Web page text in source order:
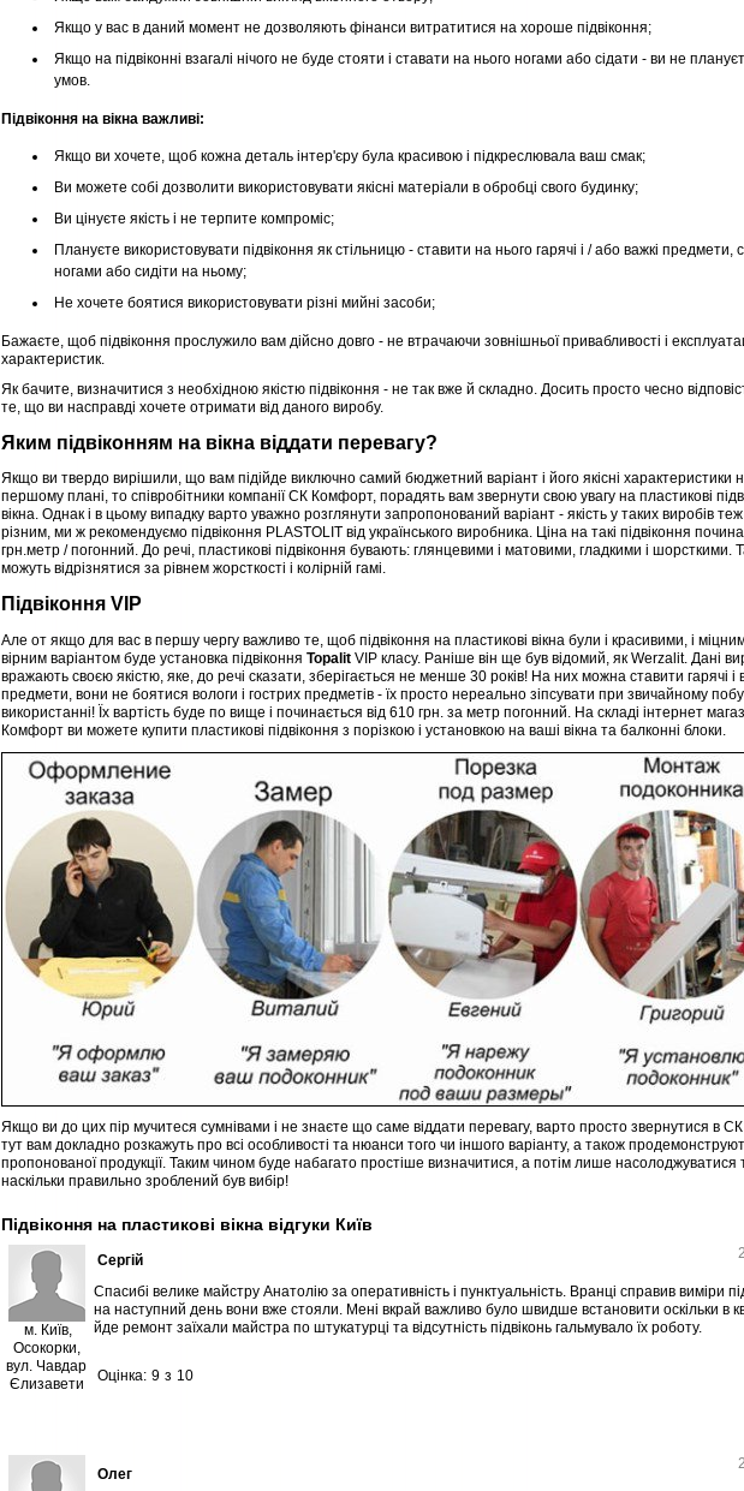
Якщо у вас в даний момент не дозволяють фінанси витратитися на хороше підвіконня;
Якщо на підвіконні взагалі нічого не буде стояти і ставати на нього ногами або сідати - ви не
умов.
Підвіконня на вікна важливі:
Якщо ви хочете, щоб кожна деталь інтер'єру була красивою і підкреслювала ваш смак;
Ви можете собі дозволити використовувати якісні матеріали в обробці свого будинку;
Ви цінуєте якість і не терпите компроміс;
Плануєте використовувати підвіконня як стільницю - ставити на нього гарячі і / або важкі предмети,
ногами або сидіти на ньому;
Не хочете боятися використовувати різні мийні засоби;
Бажаєте, щоб підвіконня прослужило вам дійсно довго - не втрачаючи зовнішньої привабливості і
характеристик.
Як бачите, визначитися з необхідною якістю підвіконня - не так вже й складно. Досить просто чесно
те, що ви насправді хочете отримати від даного виробу.
Яким підвіконням на вікна віддати перевагу?
Якщо ви твердо вирішили, що вам підійде виключно самий бюджетний варіант і його якісні характеристики
першому плані, то співробітники компанії СК Комфорт, порадять вам звернути свою увагу на пластикові
вікна. Однак і в цьому випадку варто уважно розглянути запропонований варіант - якість у таких виробів
різним, ми ж рекомендуємо підвіконня PLASTOLIT від українського виробника. Ціна на такі підвіконня
грн.метр / погонний. До речі, пластикові підвіконня бувають: глянцевими і матовими, гладкими і шорсткими.
можуть відрізнятися за рівнем жорсткості і колірній гамі.
Підвіконня VIP
Але от якщо для вас в першу чергу важливо те, щоб підвіконня на пластикові вікна були і красивими, і
вірним варіантом буде установка підвіконня TopalitVIP класу. Раніше він ще був відомий, як Werzalit. Дані
вражають своєю якістю, яке, до речі сказати, зберігається не менше 30 років! На них можна ставити гарячі і
предмети, вони не боятися вологи і гострих предметів - їх просто нереально зіпсувати при звичайному
використанні! Їх вартість буде по вище і починається від 610 грн. за метр погонний. На складі інтернет
Комфорт ви можете купити пластикові підвіконня з порізкою і установкою на ваші вікна та балконні блоки.
Якщо ви до цих пір мучитеся сумнівами і не знаєте що саме віддати перевагу, варто просто звернутися в
тут вам докладно розкажуть про всі особливості та нюанси того чи іншого варіанту, а також
пропонованої продукції. Таким чином буде набагато простіше визначитися, а потім лише насолоджуватися
наскільки правильно зроблений був вибір!
Підвіконня на пластикові вікна відгуки Київ
м. Київ,
Осокорки,
вул. Чавдар
Єлизавети
Сергій
Спасибі велике майстру Анатолію за оперативність і пунктуальність. Вранці справив виміри
на наступний день вони вже стояли. Мені вкрай важливо було швидше встановити оскільки в
йде ремонт заїхали майстра по штукатурці та відсутність підвіконь гальмувало їх роботу.
Оцінка: 9 з 10
Олег